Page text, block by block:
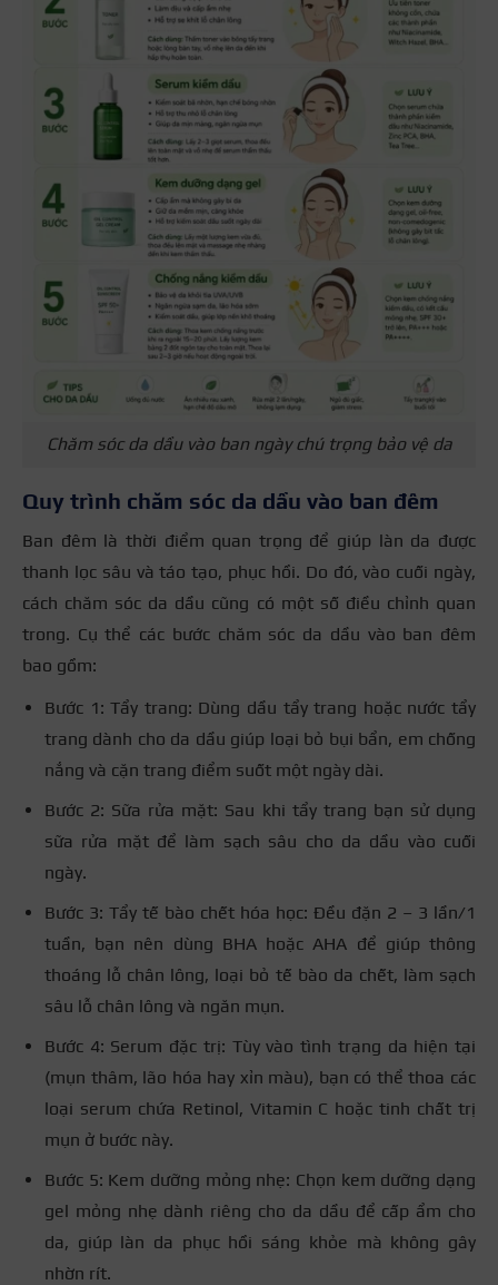
Chăm sóc da dầu vào ban ngày chú trọng bảo vệ da
Quy trình chăm sóc da dầu vào ban đêm
Ban đêm là thời điểm quan trọng để giúp làn da được
thanh lọc sâu và táo tạo, phục hồi. Do đó, vào cuối ngày,
cách chăm sóc da dầu cũng có một số điều chỉnh quan
trong. Cụ thể các bước chăm sóc da dầu vào ban đêm
bao gồm:
Bước 1: Tẩy trang: Dùng dầu tẩy trang hoặc nước tẩy
trang dành cho da dầu giúp loại bỏ bụi bẩn, em chống
nắng và cặn trang điểm suốt một ngày dài.
Bước 2: Sữa rửa mặt: Sau khi tẩy trang bạn sử dụng
sữa rửa mặt để làm sạch sâu cho da dầu vào cuối
ngày.
Bước 3: Tẩy tế bào chết hóa học: Đều đặn 2 – 3 lần/1
tuần, bạn nên dùng BHA hoặc AHA để giúp thông
thoáng lỗ chân lông, loại bỏ tế bào da chết, làm sạch
sâu lỗ chân lông và ngăn mụn.
Bước 4: Serum đặc trị: Tùy vào tình trạng da hiện tại
(mụn thâm, lão hóa hay xỉn màu), bạn có thể thoa các
loại serum chứa Retinol, Vitamin C hoặc tinh chất trị
mụn ở bước này.
Bước 5: Kem dưỡng mỏng nhẹ: Chọn kem dưỡng dạng
gel mỏng nhẹ dành riêng cho da dầu để cấp ẩm cho
da, giúp làn da phục hồi sáng khỏe mà không gây
nhờn rít.